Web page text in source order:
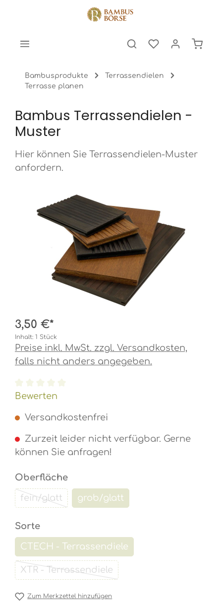
Bambusprodukte
Terrassendielen
Terrasse planen
Bambus Terrassendielen -
Muster
Hier können Sie Terrassendielen-Muster
anfordern.
Bildergalerie überspringen
3,50 €*
Inhalt: 1 Stück
Preise inkl. MwSt. zzgl. Versandkosten,
falls nicht anders angegeben.
Durchschnittliche Bewertung von 0 von 5
Bewerten
Versandkostenfrei
Zurzeit leider nicht verfügbar. Gerne
können Sie anfragen!
Oberflächeauswählen
fein/glatt(Diese Option ist zurzeit nicht verfügbar.)
grob/glatt(Diese Option ist zurzeit
Sorteauswählen
CTECH - Terrassendiele(Diese Option ist zurzeit nicht
XTR - Terrassendiele(Diese Option ist zurzeit nicht
Zum Merkzettel hinzufügen